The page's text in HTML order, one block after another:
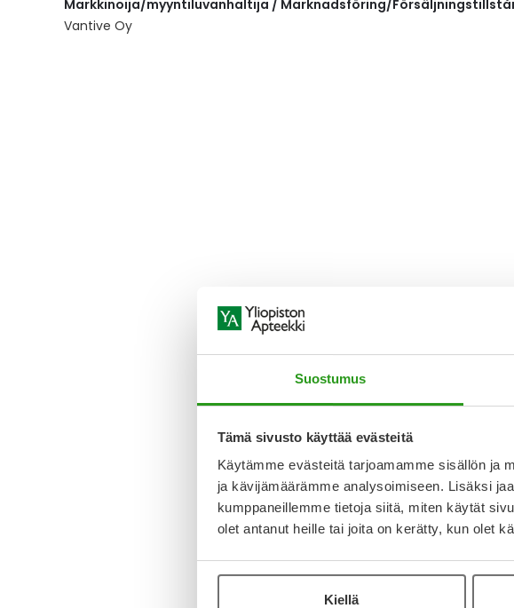
Suostumus
Tämä sivusto käyttää evästeitä
Käytämme evästeitä tarjoamamme sisällön ja
ja kävijämäärämme analysoimiseen. Lisäksi
kumppaneillemme tietoja siitä, miten käytät
olet antanut heille tai joita on kerätty, kun olet
Kiellä
the
images
Markkinoija/myyntiluvanhaltija / Marknadsföring/
Vantive Oy